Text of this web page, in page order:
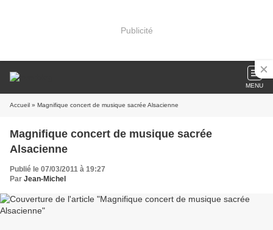
Publicité
MENU
Accueil » Magnifique concert de musique sacrée Alsacienne
Magnifique concert de musique sacrée
Alsacienne
Publié le 07/03/2011 à 19:27
Par Jean-Michel